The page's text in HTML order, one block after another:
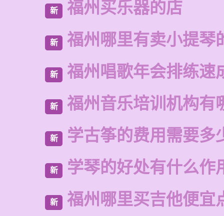
新 福州买乐器的店
新 福州哪里有卖小提琴
新 福州唱歌年会排练速
新 福州音乐培训机构有
新 学古筝的费用需要多
新 学琴的好处有什么作
新 福州哪里买吉他便宜